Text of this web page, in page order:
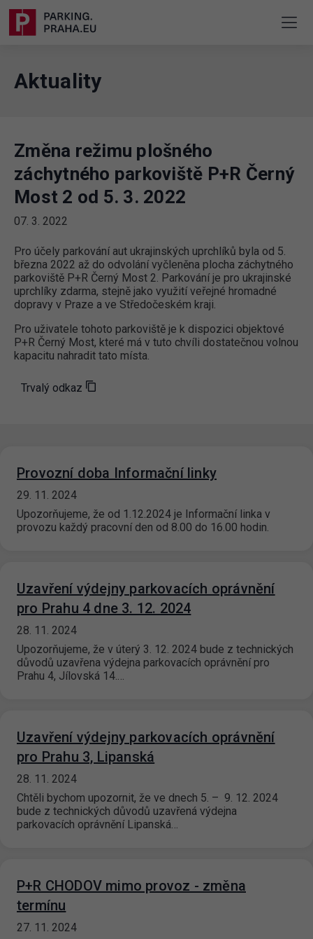
Aktuality
Změna režimu plošného
záchytného parkoviště P+R Černý
Most 2 od 5. 3. 2022
07. 3. 2022
Pro účely parkování aut ukrajinských uprchlíků byla od 5.
března 2022 až do odvolání vyčleněna plocha záchytného
parkoviště P+R Černý Most 2. Parkování je pro ukrajinské
uprchlíky zdarma, stejně jako využití veřejné hromadné
dopravy v Praze a ve Středočeském kraji.
Pro uživatele tohoto parkoviště je k dispozici objektové
P+R Černý Most, které má v tuto chvíli dostatečnou volnou
kapacitu nahradit tato místa.
Trvalý odkaz
Provozní doba Informační linky
29. 11. 2024
Upozorňujeme, že od 1.12.2024 je Informační linka v
provozu každý pracovní den od 8.00 do 16.00 hodin.
Uzavření výdejny parkovacích oprávnění
pro Prahu 4 dne 3. 12. 2024
28. 11. 2024
Upozorňujeme, že v úterý 3. 12. 2024 bude z technických
důvodů uzavřena výdejna parkovacích oprávnění pro
Prahu 4, Jílovská 14.…
Uzavření výdejny parkovacích oprávnění
pro Prahu 3, Lipanská
28. 11. 2024
Chtěli bychom upozornit, že ve dnech 5. – 9. 12. 2024
bude z technických důvodů uzavřená výdejna
parkovacích oprávnění Lipanská…
P+R CHODOV mimo provoz - změna
termínu
27. 11. 2024